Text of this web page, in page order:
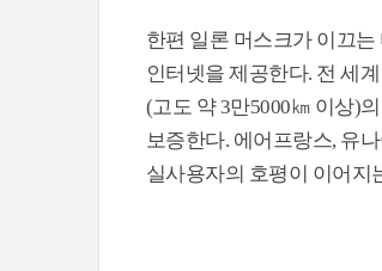
한편 일론 머스크가 이끄
인터넷을 제공한다. 전 세
(고도 약 3만5000㎞ 이상)
보증한다. 에어프랑스, 유
실사용자의 호평이 이어지